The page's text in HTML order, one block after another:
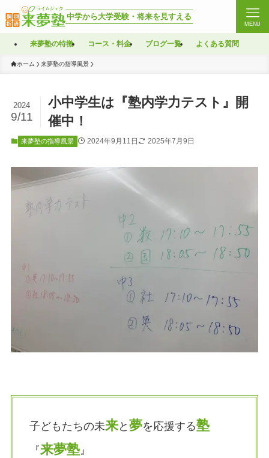
中学から大学受験・将来を見すえる
MENU
来夢塾の特徴 コース・料金 ブログ一覧 よくある質問
ホーム 来夢塾の指導風景
小中学生は『塾内学力テスト』開
催中！
2024
9/11
来夢塾の指導風景 2024年9月11日 2025年7月9日
子どもたちの未来と 夢を応援する塾
『来夢塾』